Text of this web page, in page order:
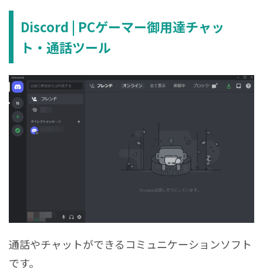
Discord | PCゲーマー御用達チャッ
ト・通話ツール
通話やチャットができるコミュニケーションソフト
です。